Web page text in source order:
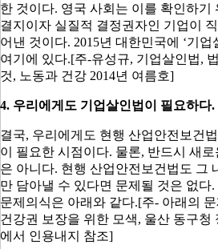
한 것이다. 영국 사회는 이를 확인하기
결지이자 실질적 결정권자인 기업이
어낸 것이다. 2015년 대한민국에 ‘기업
여기에 있다.[주-유성규, 기업살인법,
것, 노동과 건강 2014년 여름호]
4. 우리에게도 기업살인법이 필요하다.
결국, 우리에게도 현행 산업안전보건
이 필요한 시점이다. 물론, 반드시 새
은 아니다. 현행 산업안전보건법도 그
만 담아낼 수 있다면 문제될 것은 없다.
문제의식은 아래와 같다.[주- 아래의
건강권 보장을 위한 모색, 울산 동구청
에서 인용내지 참조]